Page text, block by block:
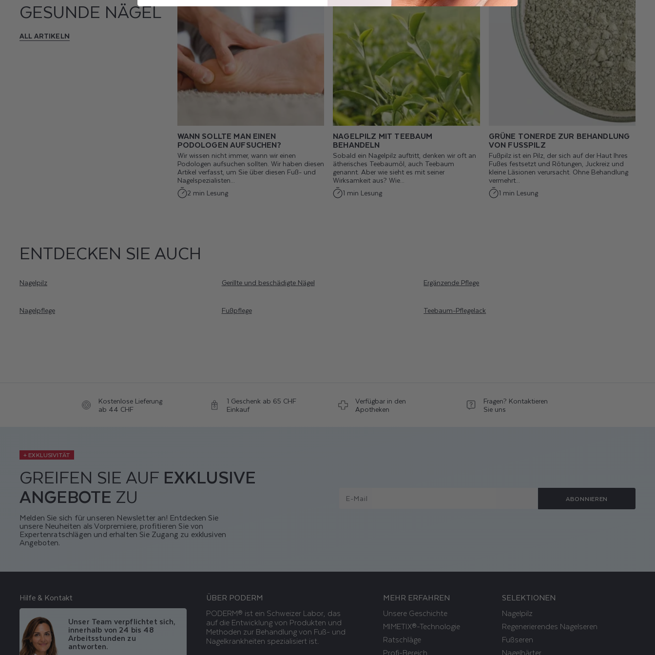
GESUNDE NÄGEL
ALL ARTIKELN
WANN SOLLTE MAN EINEN
PODOLOGEN AUFSUCHEN?
Wir wissen nicht immer, wann wir einen
Podologen aufsuchen sollten. Wir haben diesen
Artikel verfasst, um Sie über diesen Fuß- und
Nagelspezialisten...
2 min Lesung
NAGELPILZ MIT TEEBAUM
BEHANDELN
Sobald ein Nagelpilz auftritt, denken wir oft an
ätherisches Teebaumöl, auch Teebaum
genannt. Aber wie sieht es mit seiner
Wirksamkeit aus? Wie...
1 min Lesung
GRÜNE TONERDE ZUR BEHANDLUNG
VON FUSSPILZ
Fußpilz ist ein Pilz, der sich auf der Haut Ihres
Fußes festsetzt und Rötungen, Juckreiz und
kleine Läsionen verursacht. Ohne Behandlung
vermehrt...
1 min Lesung
ENTDECKEN SIE AUCH
Nagelpilz Gerillte und beschädigte Nägel Ergänzende Pflege
Nagelpflege Fußpflege Teebaum-Pflegelack
Kostenlose Lieferung
ab 44 CHF
1 Geschenk ab 65 CHF
Einkauf
Verfügbar in den
Apotheken
Fragen? Kontaktieren
Sie uns
+ EXKLUSIVITÄT
GREIFEN SIE AUF EXKLUSIVE
ANGEBOTE ZU
Melden Sie sich für unseren Newsletter an! Entdecken Sie
unsere Neuheiten als Vorpremiere, profitieren Sie von
Expertenratschlägen und erhalten Sie Zugang zu exklusiven
Angeboten.
E-Mail ABONNIEREN
Hilfe & Kontakt
Unser Team verpflichtet sich,
innerhalb von 24 bis 48
Arbeitsstunden zu
antworten.
ÜBER PODERM
PODERM® ist ein Schweizer Labor, das
auf die Entwicklung von Produkten und
Methoden zur Behandlung von Fuß- und
Nagelkrankheiten spezialisiert ist.
MEHR ERFAHREN
Unsere Geschichte
MIMETIX®-Technologie
Ratschläge
Profi-Bereich
SELEKTIONEN
Nagelpilz
Regenerierendes Nagelseren
Fußseren
Nagelhärter